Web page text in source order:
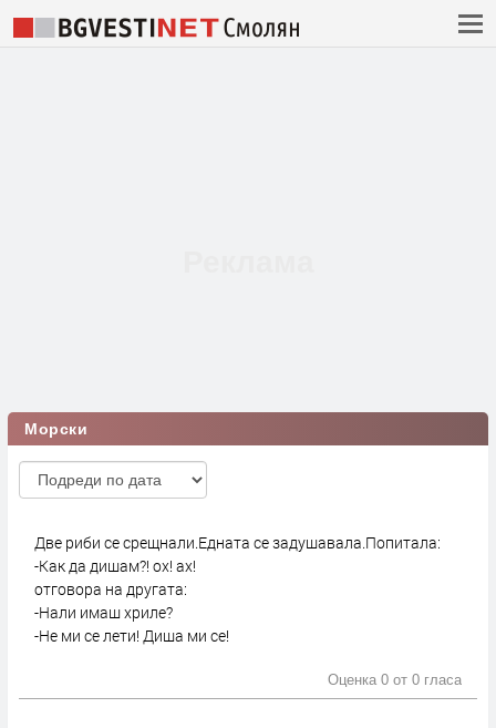
Морски
Две риби се срещнали.Едната се задушавала.Попитала:
-Как да дишам?! ох! ах!
отговора на другата:
-Нали имаш хриле?
-Не ми се лети! Диша ми се!
Оценка 0 от 0 гласа